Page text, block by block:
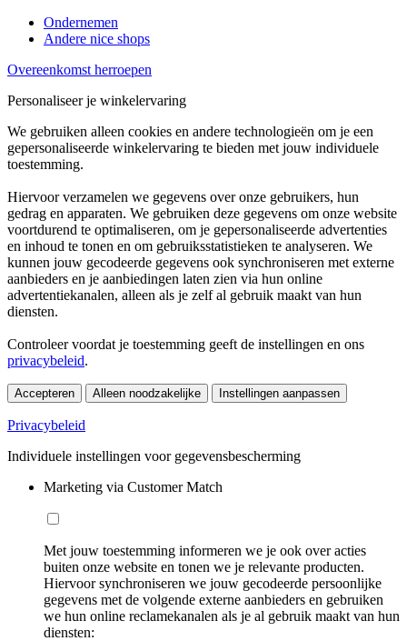
Ondernemen
Andere nice shops
Overeenkomst herroepen
Personaliseer je winkelervaring
We gebruiken alleen cookies en andere technologieën om je een
gepersonaliseerde winkelervaring te bieden met jouw individuele
toestemming.
Hiervoor verzamelen we gegevens over onze gebruikers, hun
gedrag en apparaten. We gebruiken deze gegevens om onze website
voortdurend te optimaliseren, om je gepersonaliseerde advertenties
en inhoud te tonen en om gebruiksstatistieken te analyseren. We
kunnen jouw gecodeerde gegevens ook synchroniseren met externe
aanbieders en je aanbiedingen laten zien via hun online
advertentiekanalen, alleen als je zelf al gebruik maakt van hun
diensten.
Controleer voordat je toestemming geeft de instellingen en ons
privacybeleid.
Accepteren Alleen noodzakelijke Instellingen aanpassen
Privacybeleid
Individuele instellingen voor gegevensbescherming
Marketing via Customer Match
Met jouw toestemming informeren we je ook over acties
buiten onze website en tonen we je relevante producten.
Hiervoor synchroniseren we jouw gecodeerde persoonlijke
gegevens met de volgende externe aanbieders en gebruiken
we hun online reclamekanalen als je al gebruik maakt van hun
diensten: